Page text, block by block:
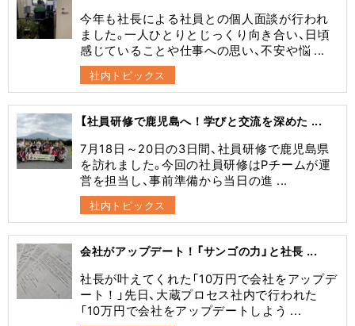
今年も社長による社員との個人面談が行われ
ました。一人ひとりとじっくり向き合い、日頃
感じていることや仕事への思い、不安や悩 ...
社内トピックス
【社員研修で鹿児島へ！学びと交流を深めた ...
7月18日～20日の3日間、社員研修で鹿児島県
を訪れました。今回の社員研修はPチームが運
営を担当し、事前準備から当日の進 ...
社内トピックス
会社がアップデート！「サンゴの力」と社長 ...
社長が叶えてくれた「10万円で会社をアップデ
ート！」先日、大蔵プロセス社内で行われた
「10万円で会社をアップデートしよう ...